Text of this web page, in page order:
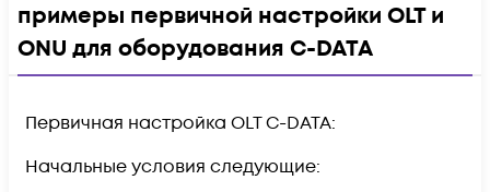
примеры первичной настройки OLT и
ONU для оборудования C-DATA
Первичная настройка OLT C-DATA:
Начальные условия следующие: